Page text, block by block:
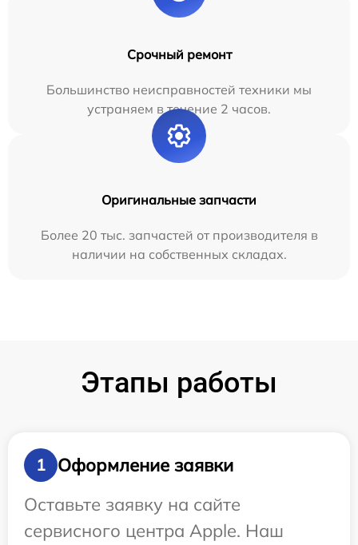
Срочный ремонт
Большинство неисправностей техники мы
устраняем в течение 2 часов.
Оригинальные запчасти
Более 20 тыс. запчастей от производителя в
наличии на собственных складах.
Этапы работы
1
Оформление заявки
Оставьте заявку на сайте
сервисного центра Apple. Наш